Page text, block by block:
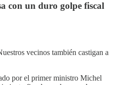
con un duro golpe fiscal
vecinos también castigan a
por el primer ministro Michel